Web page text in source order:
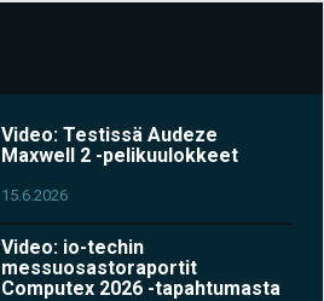
Video: Testissä Audeze
Maxwell 2 -pelikuulokkeet
15.6.2026
Video: io-techin
messuosastoraportit
Computex 2026 -tapahtumasta